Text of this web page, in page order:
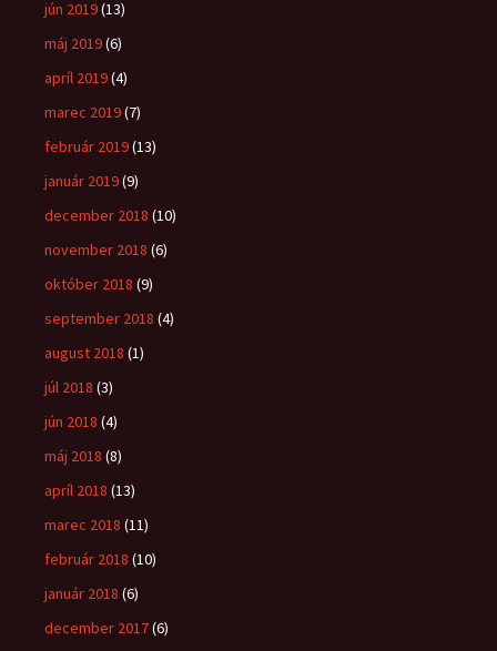
jún 2019(13)
máj 2019(6)
apríl 2019(4)
marec 2019(7)
február 2019(13)
január 2019(9)
december 2018 (10)
november 2018 (6)
október 2018 (9)
september 2018 (4)
august 2018 (1)
júl 2018 (3)
jún 2018 (4)
máj 2018 (8)
apríl 2018 (13)
marec 2018 (11)
február 2018 (10)
január 2018 (6)
december 2017(6)